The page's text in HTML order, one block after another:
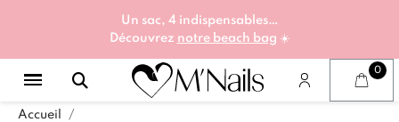
Un sac, 4 indispensables…
Découvrez notre beach bag ☀️
Accueil